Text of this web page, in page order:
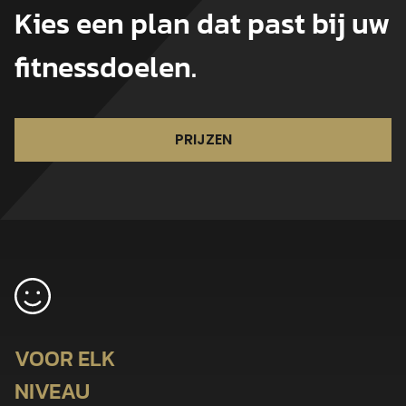
Kies een plan dat past bij uw
fitnessdoelen.
PRIJZEN
VOOR ELK
NIVEAU